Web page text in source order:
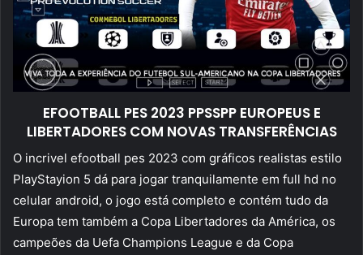
EFOOTBALL PES 2023 PPSSPP EUROPEUS E
LIBERTADORES COM NOVAS TRANSFERÊNCIAS
O incrivel efootball pes 2023 com gráficos realistas estilo
PlayStayion 5 dá para jogar tranquilamente em full hd no
celular android, o jogo está completo e contém tudo da
Europa tem também a Copa Libertadores da América, os
campeões da Uefa Champions League e da Copa